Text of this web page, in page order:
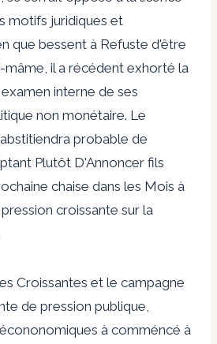
motifs juridiques et
que bessent à Refuste d'être
mâme, il a récédent exhorté la
interne de ses
non monétaire. Le
probable de
Plutôt D'Annoncer fils
chaise dans les Mois à
croissante sur la
Croissantes et le campagne
de pression publique,
à comméncé à